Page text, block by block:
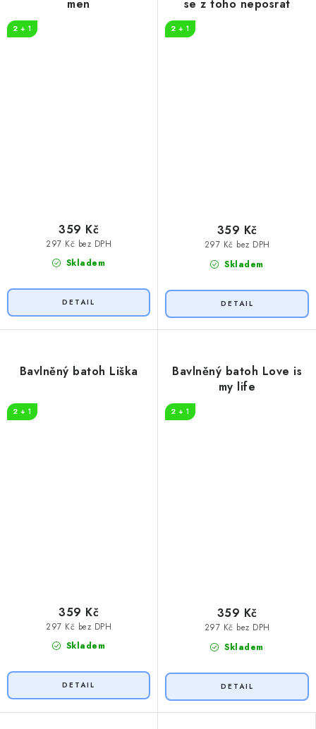
men
2 + 1
Skladem
297 Kč bez DPH
359 Kč
se z toho neposrat
2 + 1
Skladem
297 Kč bez DPH
359 Kč
Bavlněný batoh Liška
2 + 1
Skladem
297 Kč bez DPH
359 Kč
Bavlněný batoh Love is
my life
2 + 1
Skladem
297 Kč bez DPH
359 Kč